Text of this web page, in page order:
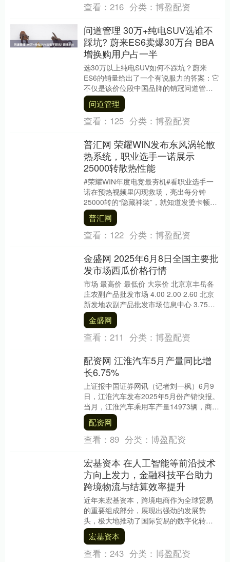
查看： 216 分类： 博盈配资
问道管理 30万+纯电SUV选谁不
踩坑? 蔚来ES6卖爆30万台 BBA
增换购用户占一半
选30万以上纯电SUV如何不踩坑？蔚来
ES6的销量给出了一个有说服力的答案：它
不仅是该价位段中国品牌的销冠问道管
理，更是首款累计交付突破30万台的车
型。一个关键....
问道管理
查看： 125 分类： 博盈配资
普汇网 荣耀WIN发布东风涡轮散
热系统，职业选手一诺展示
25000转散热性能
#荣耀WIN年度电竞最夯机#看职业选手一
诺在预热视频里闪现救场，亮出每分钟
25000转的“隐藏神装”，就知道发烫卡顿的
时代过去了。现在#荣耀发布会#官宣，这
套“....
普汇网
查看： 122 分类： 博盈配资
金盛网 2025年6月8日全国主要批
发市场西瓜价格行情
市场 最高价 最低价 大宗价 北京京丰岳各
庄农副产品批发市场 4.00 2.00 2.60 北京
新发地农副产品批发市场信息中心 3.75
3.75 3.75 天....
金盛网
查看： 211 分类： 博盈配资
配资网 江淮汽车5月产量同比增
长6.75%
上证报中国证券网讯（记者刘一枫）6月9
日，江淮汽车发布2025年5月份产销快报。
当月，江淮汽车乘用车产量14973辆，商用
车产量20058辆，合计产量35031....
配资网
查看： 89 分类： 博盈配资
宏基资本 在人工智能等前沿技术
方向上发力，金融科技平台助力
跨境物流与结算效率提升
近年来宏基资本，跨境电商作为全球贸易
的重要组成部分，展现出强劲的发展势
头，极大地推动了国际贸易的数字化转
型。跨境支付机构作为跨境电商的重要支
撑环节，扮演着愈发重....
宏基资本
查看： 243 分类： 博盈配资